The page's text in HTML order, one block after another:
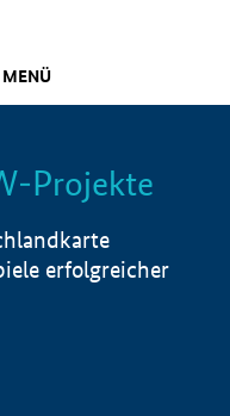
MENÜ
Info
Projekte
erfolgreicher